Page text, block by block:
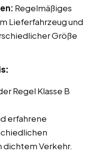
Regelmäßiges
Lieferfahrzeug und
Größe
Regel Klasse B
erfahrene
Verkehr.